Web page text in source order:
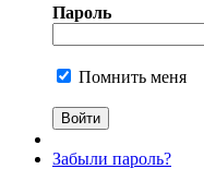
Пароль
Помнить меня
Забыли пароль?